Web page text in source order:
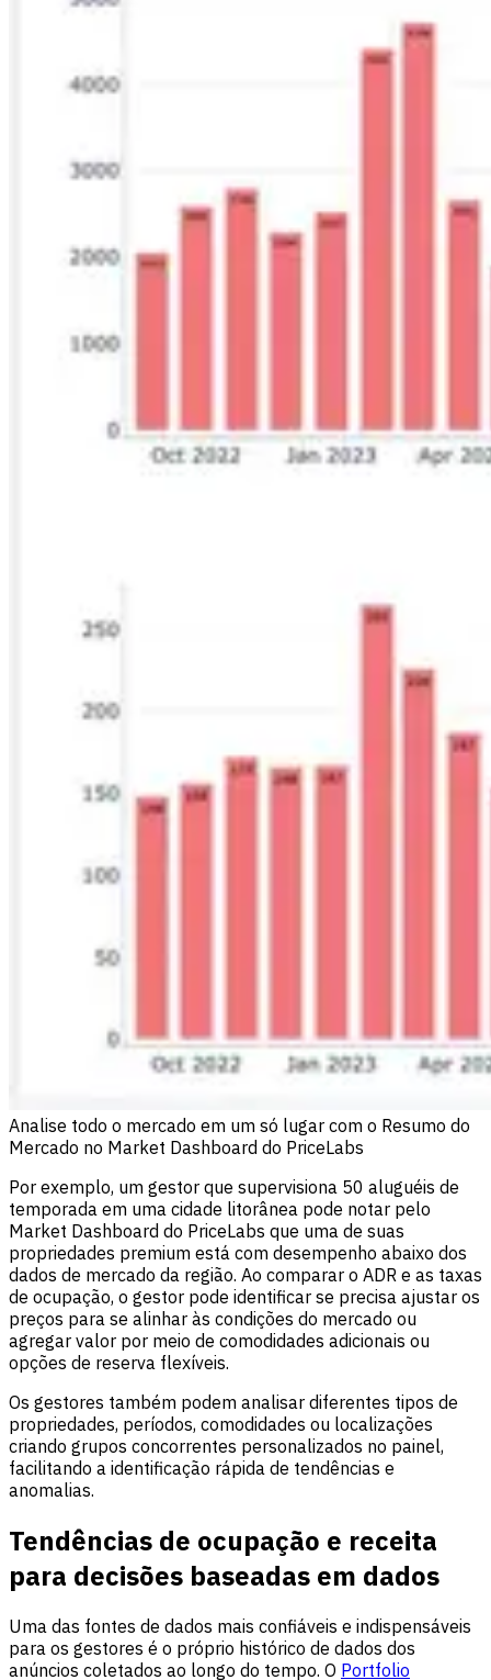
Analise todo o mercado em um só lugar com o Resumo do
Mercado no Market Dashboard do PriceLabs
Por exemplo, um gestor que supervisiona 50 aluguéis de
temporada em uma cidade litorânea pode notar pelo
Market Dashboard do PriceLabs que uma de suas
propriedades premium está com desempenho abaixo dos
dados de mercado da região. Ao comparar o ADR e as taxas
de ocupação, o gestor pode identificar se precisa ajustar os
preços para se alinhar às condições do mercado ou
agregar valor por meio de comodidades adicionais ou
opções de reserva flexíveis.
Os gestores também podem analisar diferentes tipos de
propriedades, períodos, comodidades ou localizações
criando grupos concorrentes personalizados no painel,
facilitando a identificação rápida de tendências e
anomalias.
Tendências de ocupação e receita
para decisões baseadas em dados
Uma das fontes de dados mais confiáveis e indispensáveis
para os gestores é o próprio histórico de dados dos
anúncios coletados ao longo do tempo. O Portfolio